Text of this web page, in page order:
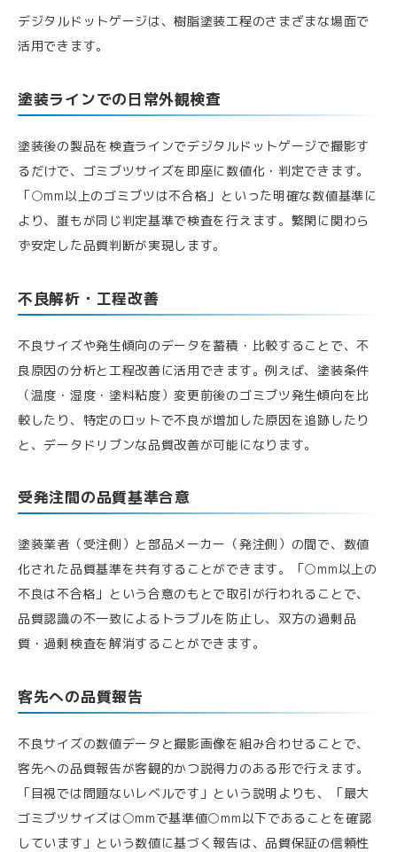
デジタルドットゲージは、樹脂塗装工程のさまざまな場面で
活用できます。
塗装ラインでの日常外観検査
塗装後の製品を検査ラインでデジタルドットゲージで撮影す
るだけで、ゴミブツサイズを即座に数値化・判定できます。
「○mm以上のゴミブツは不合格」といった明確な数値基準に
より、誰もが同じ判定基準で検査を行えます。繁閑に関わら
ず安定した品質判断が実現します。
不良解析・工程改善
不良サイズや発生傾向のデータを蓄積・比較することで、不
良原因の分析と工程改善に活用できます。例えば、塗装条件
（温度・湿度・塗料粘度）変更前後のゴミブツ発生傾向を比
較したり、特定のロットで不良が増加した原因を追跡したり
と、データドリブンな品質改善が可能になります。
受発注間の品質基準合意
塗装業者（受注側）と部品メーカー（発注側）の間で、数値
化された品質基準を共有することができます。「○mm以上の
不良は不合格」という合意のもとで取引が行われることで、
品質認識の不一致によるトラブルを防止し、双方の過剰品
質・過剰検査を解消することができます。
客先への品質報告
不良サイズの数値データと撮影画像を組み合わせることで、
客先への品質報告が客観的かつ説得力のある形で行えます。
「目視では問題ないレベルです」という説明よりも、「最大
ゴミブツサイズは○mmで基準値○mm以下であることを確認
しています」という数値に基づく報告は、品質保証の信頼性